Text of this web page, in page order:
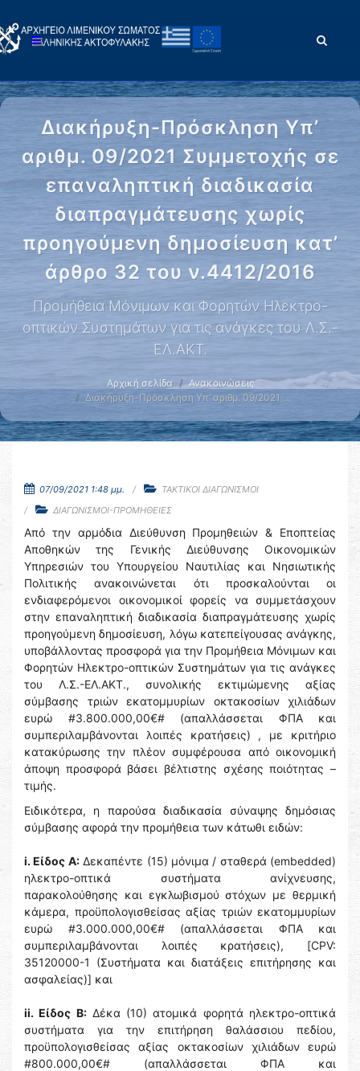
Διακήρυξη-Πρόσκληση Υπ’
αριθμ. 09/2021 Συμμετοχής σε
επαναληπτική διαδικασία
διαπραγμάτευσης χωρίς
προηγούμενη δημοσίευση κατ’
άρθρο 32 του ν.4412/2016
Προμήθεια Μόνιμων και Φορητών Ηλεκτρο-
οπτικών Συστημάτων για τις ανάγκες του Λ.Σ.-
ΕΛ.ΑΚΤ.
Αρχική σελίδα
Ανακοινώσεις
Διακήρυξη-Πρόσκληση Υπ’ αριθμ. 09/2021 …
07/09/2021 1:48 μμ.
ΤΑΚΤΙΚΟΙ ΔΙΑΓΩΝΙΣΜΟΙ
ΔΙΑΓΩΝΙΣΜΟΙ-ΠΡΟΜΗΘΕΙΕΣ
Από την αρμόδια Διεύθυνση Προμηθειών & Εποπτείας
Αποθηκών της Γενικής Διεύθυνσης Οικονομικών
Υπηρεσιών του Υπουργείου Ναυτιλίας και Νησιωτικής
Πολιτικής ανακοινώνεται ότι προσκαλούνται οι
ενδιαφερόμενοι οικονομικοί φορείς να συμμετάσχουν
στην επαναληπτική διαδικασία διαπραγμάτευσης χωρίς
προηγούμενη δημοσίευση, λόγω κατεπείγουσας ανάγκης,
υποβάλλοντας προσφορά για την Προμήθεια Μόνιμων και
Φορητών Ηλεκτρο-οπτικών Συστημάτων για τις ανάγκες
του Λ.Σ.-ΕΛ.ΑΚΤ., συνολικής εκτιμώμενης αξίας
σύμβασης τριών εκατομμυρίων οκτακοσίων χιλιάδων
ευρώ #3.800.000,00€# (απαλλάσσεται ΦΠΑ και
συμπεριλαμβάνονται λοιπές κρατήσεις) , με κριτήριο
κατακύρωσης την πλέον συμφέρουσα από οικονομική
άποψη προσφορά βάσει βέλτιστης σχέσης ποιότητας –
τιμής.
Ειδικότερα, η παρούσα διαδικασία σύναψης δημόσιας
σύμβασης αφορά την προμήθεια των κάτωθι ειδών:
i. Είδος Α:Δεκαπέντε (15) μόνιμα / σταθερά (embedded)
ηλεκτρο-οπτικά συστήματα ανίχνευσης,
παρακολούθησης και εγκλωβισμού στόχων με θερμική
κάμερα, προϋπολογισθείσας αξίας τριών εκατομμυρίων
ευρώ #3.000.000,00€# (απαλλάσσεται ΦΠΑ και
συμπεριλαμβάνονται λοιπές κρατήσεις), [CPV:
35120000-1 (Συστήματα και διατάξεις επιτήρησης και
ασφαλείας)] και
ii. Είδος Β:Δέκα (10) ατομικά φορητά ηλεκτρο-οπτικά
συστήματα για την επιτήρηση θαλάσσιου πεδίου,
προϋπολογισθείσας αξίας οκτακοσίων χιλιάδων ευρώ
#800.000,00€# (απαλλάσσεται ΦΠΑ και